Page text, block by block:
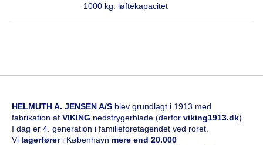
1000 kg. løftekapacitet
HELMUTH A. JENSEN A/S blev grundlagt i 1913 med
fabrikation af VIKING nedstrygerblade (derfor viking1913.dk).
I dag er 4. generation i familieforetagendet ved roret.
Vi lagerfører i København mere end 20.000